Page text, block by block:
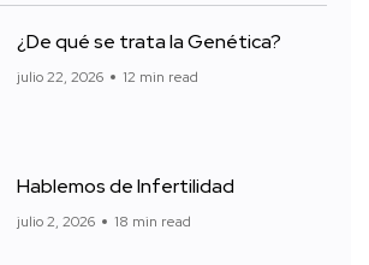
¿De qué se trata la Genética?
julio 22, 2026 12 min read
Hablemos de Infertilidad
julio 2, 2026 18 min read